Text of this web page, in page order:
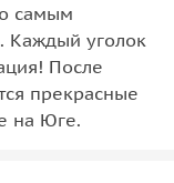
самым
Каждый уголок
После
прекрасные
на Юге.